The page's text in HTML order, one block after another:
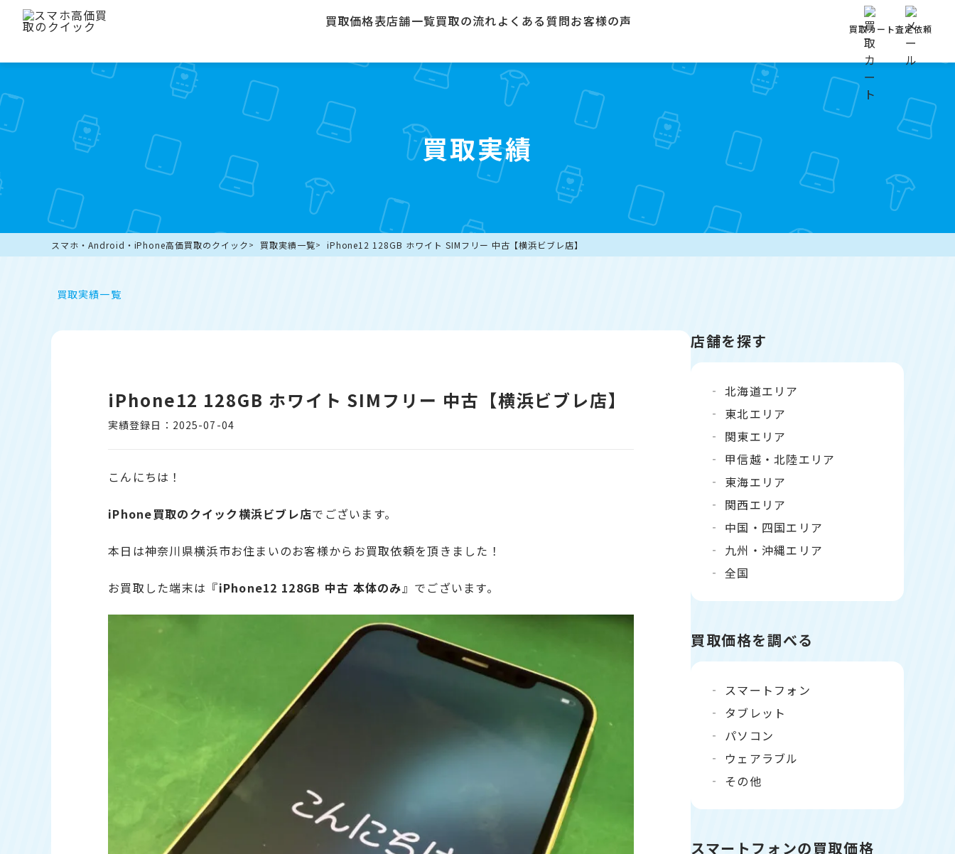
買取価格表店舗一覧買取の流れよくある質問お客様の声 買取カート査定依頼
買取実績
スマホ・Android・iPhone高価買取のクイック 買取実績一覧 iPhone12 128GB ホワイト SIMフリー 中古【横浜ビブレ店】
買取実績一覧
iPhone12 128GB ホワイト SIMフリー 中古【横浜ビブレ店】
実績登録日：2025-07-04
こんにちは！
iPhone買取のクイック横浜ビブレ店でございます。
本日は神奈川県横浜市お住まいのお客様からお買取依頼を頂きました！
お買取した端末は『iPhone12 128GB 中古 本体のみ』でございます。
店舗を探す
北海道エリア
東北エリア
関東エリア
甲信越・北陸エリア
東海エリア
関西エリア
中国・四国エリア
九州・沖縄エリア
全国
買取価格を調べる
スマートフォン
タブレット
パソコン
ウェアラブル
その他
スマートフォンの買取価格